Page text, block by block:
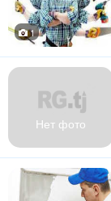
1
Нет фото